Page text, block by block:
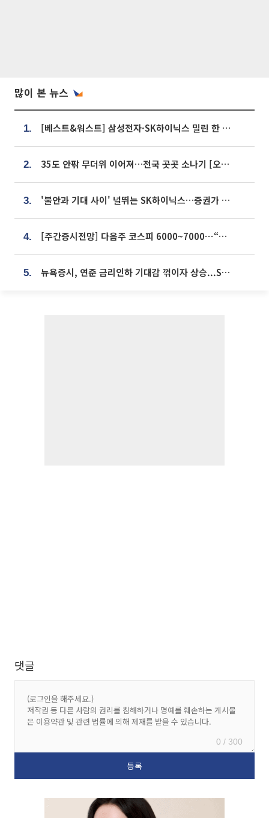
많이 본 뉴스
1. [베스트&워스트] 삼성전자·SK하이닉스 밀린 한 주…상상인증권은 85% 급등
2. 35도 안팎 무더위 이어져…전국 곳곳 소나기 [오늘 날씨]
3. '불안과 기대 사이' 널뛰는 SK하이닉스…증권가 "HBM4·LTA 기반 펀터멘털 견고"
4. [주간증시전망] 다음주 코스피 6000~7000⋯“外人 수급은 정책이 변수”
5. 뉴욕증시, 연준 금리인하 기대감 꺾이자 상승...S&P500 사상 최고치 [종합]
댓글
0 / 300